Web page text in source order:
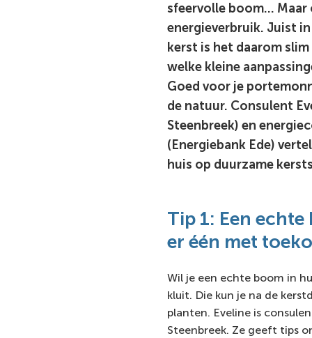
sfeervolle boom… Maar
energieverbruik. Juist
kerst is het daarom
welke kleine
Goed voor je
de natuur. Consulent
Steenbreek) en
(Energiebank Ede)
huis op duurzame
Tip 1: Een
er één met
Wil je een echte boom in
kluit. Die kun je na de
planten. Eveline is
Steenbreek. Ze geeft tips